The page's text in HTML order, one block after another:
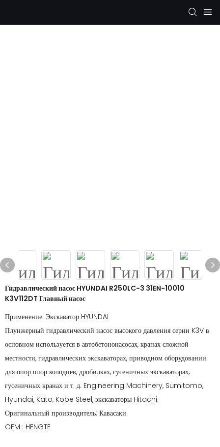
Гидравлический насос HYUNDAI R250LC-3 31EN-10010
K3V112DT Главный насос
Применение: Экскаватор HYUNDAI
Плунжерный гидравлический насос высокого давления серии K3V в
основном используется в автобетононасосах, кранах сложной
местности, гидравлических экскаваторах, приводном оборудовании
для опор опор колодцев, дробилках, гусеничных экскаваторах,
гусеничных кранах и т. д. Engineering Machinery, Sumitomo,
Hyundai, Kato, Kobe Steel, экскаваторы Hitachi.
Оригинальный производитель: Кавасаки.
OEM : HENGTE